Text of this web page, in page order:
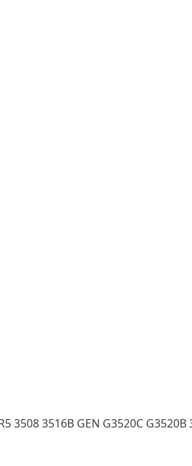
3508 3516B GEN G3520C